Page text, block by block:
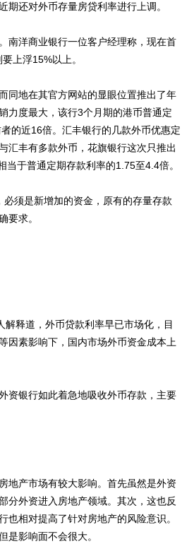
还对外币存量房贷利率进行上调。
洋商业银行一位客户经理称，现在首
上浮15%以上。
地在其官方网站的显眼位置推出了年
力度最大，该行3个月期的港币普通定
的近16倍。汇丰银行的几款外币优惠定
汇丰有多款外币，花旗银行这次只推出
于普通定期存款利率的1.75至4.4倍。
须是新增加的资金，原有的存量存款
要求。
释道，外币贷款利率早已市场化，目
因素影响下，国内市场外币资金成本上
银行如此着急地吸收外币存款，主要
产市场有较大影响。首先虽然是外资
分外资进入房地产领域。其次，这也反
相对提高了针对房地产的风险意识。
是影响面不会很大。